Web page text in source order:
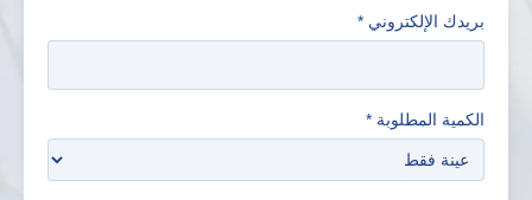
بريدك الإلكتروني *
الكمية المطلوبة *